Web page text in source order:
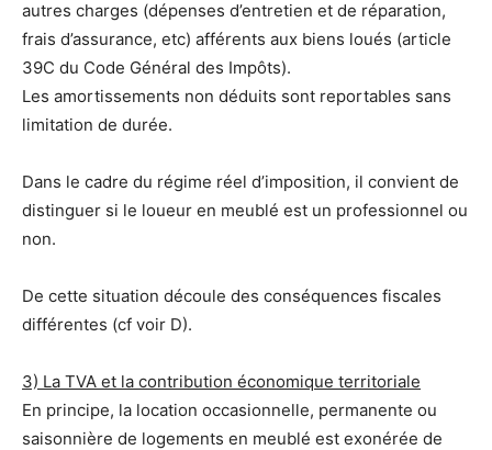
autres charges (dépenses d’entretien et de réparation,
frais d’assurance, etc) afférents aux biens loués (article
39C du Code Général des Impôts).
Les amortissements non déduits sont reportables sans
limitation de durée.
Dans le cadre du régime réel d’imposition, il convient de
distinguer si le loueur en meublé est un professionnel ou
non.
De cette situation découle des conséquences fiscales
différentes (cf voir D).
3) La TVA et la contribution économique territoriale
En principe, la location occasionnelle, permanente ou
saisonnière de logements en meublé est exonérée de